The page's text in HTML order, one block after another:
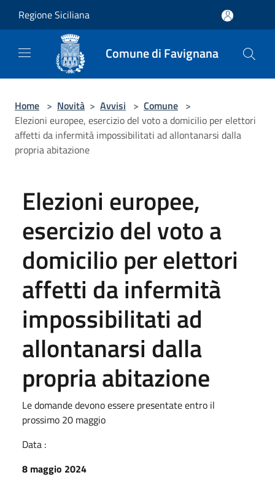
Regione Siciliana
Comune di Favignana
Home > Novità > Avvisi > Comune >
Elezioni europee, esercizio del voto a domicilio per elettori
affetti da infermità impossibilitati ad allontanarsi dalla
propria abitazione
Elezioni europee,
esercizio del voto a
domicilio per elettori
affetti da infermità
impossibilitati ad
allontanarsi dalla
propria abitazione
Le domande devono essere presentate entro il
prossimo 20 maggio
Data :
8 maggio 2024